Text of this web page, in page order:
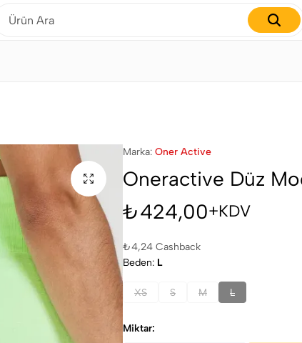
Gardırobunuzu yenilemenin tam zamanı!
Marka: Oner Active
Oneractive Düz
₺424,00+KDV
₺4,24 Cashback
Beden L
XS S M L
Miktar: